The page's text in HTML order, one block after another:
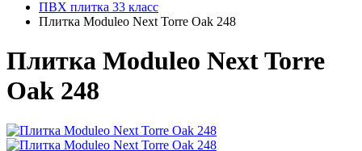
ПВХ плитка 33 класс
Плитка Moduleo Next Torre Oak 248
Плитка Moduleo Next Torre
Oak 248